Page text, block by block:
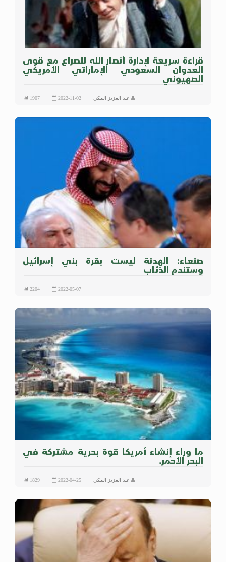
قراءة سريعة لإدارة أنصار الله للصراع مع قوى
العدوان السعودي الإماراتي الأمريكي
الصهيوني
عبد العزيز المكي 2022-11-02
1907
صنعاء: الهدنة ليست بقرة بني إسرائيل
وستندم الذئاب
2022-05-07
2204
ما وراء إنشاء أمريكا قوة بحرية مشتركة في
البحر الأحمر.
عبد العزيز المكي 2022-04-25
1829